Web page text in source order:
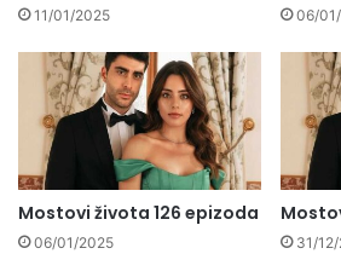
11/01/2025 06/
Mostovi života 126 epizoda
06/01/2025 31/